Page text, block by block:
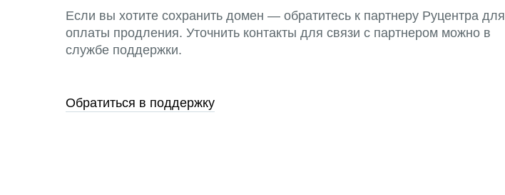
Если вы хотите сохранить домен — обратитесь к партнеру Руцентра для
оплаты продления. Уточнить контакты для связи с партнером можно в
службе поддержки.
Обратиться в поддержку